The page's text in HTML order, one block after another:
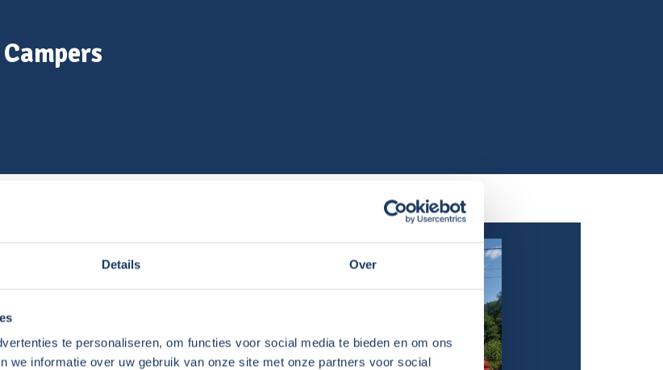
Details Over
te personaliseren, om functies voor social media te bieden en om ons
we informatie over uw gebruik van onze site met onze partners voor social
camper.